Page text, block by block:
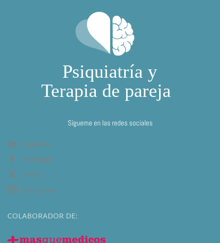
Sígueme en las redes sociales
Linkedin
Facebook
Twitter
Instagram
COLABORADOR DE: